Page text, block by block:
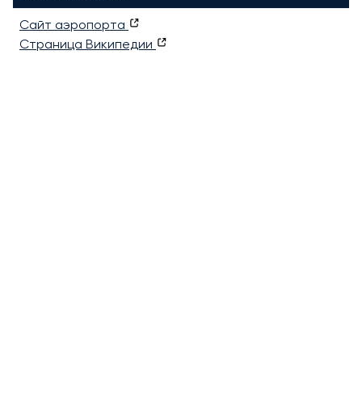
Сайт аэропорта
Страница Википедии